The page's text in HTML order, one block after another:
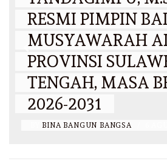
RESMI PIMPIN
MUSYAWARAH
PROVINSI
TENGAH, MASA
2026-2031
BINA BANGUN BANGSA